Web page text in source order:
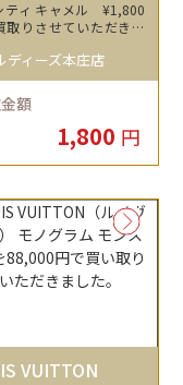
ル ¥1,800
取りさせていただきま
ディーズ本庄店
額
1,800 円
VUITTON